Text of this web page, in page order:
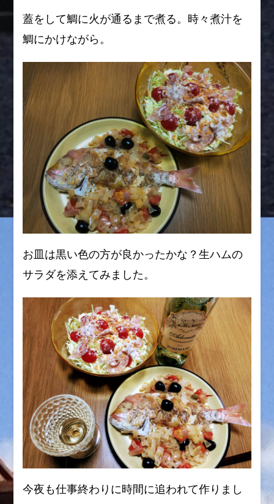
蓋をして鯛に火が通るまで煮る。時々煮汁を
鯛にかけながら。
お皿は黒い色の方が良かったかな？生ハムの
サラダを添えてみました。
今夜も仕事終わりに時間に追われて作りまし